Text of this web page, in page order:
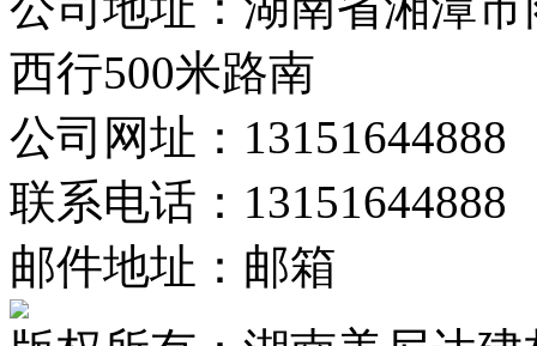
西行500米路南
公司网址：13151644888
联系电话：13151644888
邮件地址：邮箱